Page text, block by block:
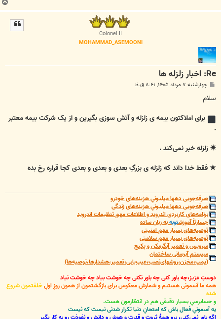
Colonel II
MOHAMMAD_ASEMOONI
Re: اخبار زلزله ها
س
ت
چهارشنبه ۷ مرداد ۱۴۰۵, ۸:۴۱ ق.ظ
سلام
برای املاکتون بیمه ی زلزله و آتش سوزی بگیرین و از یک شرکت بیمه معتبر
.
✷ زلزله خبر نمی‌کند .
★ فقط خدا داند که زلزله ی بزرگِ بعدی و بعدی و بعدی کجا قراره رخ بده
صرفه‌جویی دهها میلیونیِ هزینه‌های خودرو
صرفه‌جویی دهها میلیونیِ هزینه‌های زندگی
برنامه‌های کاربردی اندروید و اطلاعات مهمِ تنظیمات اندروید
جسارتاً آموزشتوبهبه زبان ساده
توصیه‌های بسیار مهم امنیتی
توصیه‌های بسیار مهم سلامتی
سرویس و تعمیر آبگرمکن و پکیج
سیستم آبرسانی ساختمان
(پمپ،مخزن،روشهای‌نصب،عیب‌یابی،تعمیر،هشدارها،توصیه‌ها)
دوستِ عزیز،چه باور کنی چه باور نکنی چه خوشت بیاد چه خوشت نیاد
همه ما آسمونی هستیم و شمارش معکوس برای بازگشتمون از همون روزِ اولِخلقتمون شروع
شده
و حسابرسیِ بسیار دقیقی هم در انتظارمون هست.
یه آسمونیِ فعال باش که امتحانِ دنیا تکرار شدنی نیست که نیست